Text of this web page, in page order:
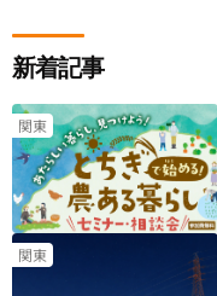
新着記事
関東
関東